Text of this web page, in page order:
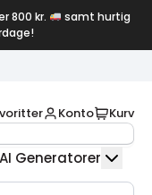
800 kr.
samt hurtig
Konto Kurv
AI Generatorer